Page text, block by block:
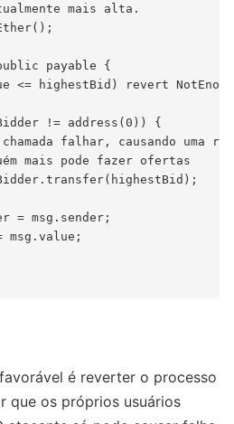
mais alta.
payable {
<= highestBid) revert
!= address(0)) {
falhar, causando uma
mais pode fazer ofertas
= msg.sender;
msg.value;
é reverter o processo
que os próprios usuários